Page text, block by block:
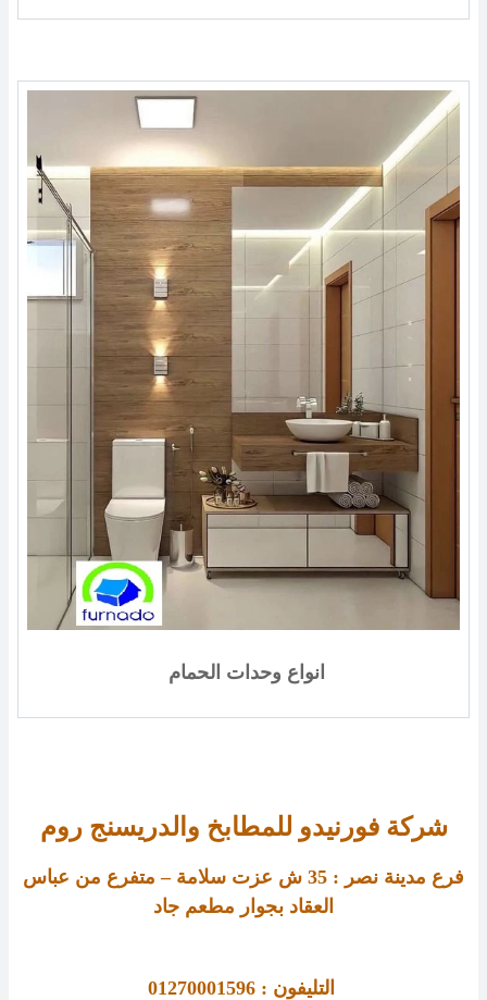
انواع وحدات الحمام
شركة فورنيدو للمطابخ والدريسنج روم
فرع مدينة نصر : 35 ش عزت سلامة – متفرع من عباس
العقاد بجوار مطعم جاد
التليفون : 01270001596